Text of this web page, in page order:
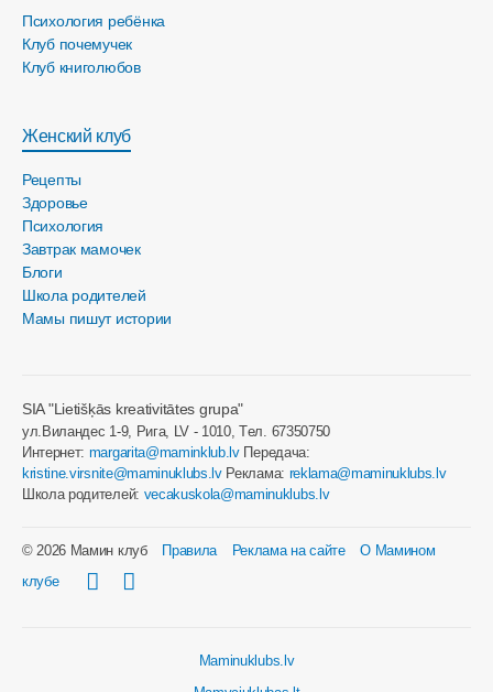
Психология ребёнка
Клуб почемучек
Клуб книголюбов
Женский клуб
Рецепты
Здоровье
Психология
Завтрак мамочек
Блоги
Школа родителей
Мамы пишут истории
SIA "Lietišķās kreativitātes grupa"
ул.Виландес 1-9, Рига, LV - 1010, Tел. 67350750
Интернет: margarita@maminklub.lvПередача:
kristine.virsnite@maminuklubs.lvРеклама: reklama@maminuklubs.lv
Школа родителей: vecakuskola@maminuklubs.lv
© 2026 Мамин клуб Правила Реклама на сайте
О Мамином
клубе
Maminuklubs.lv